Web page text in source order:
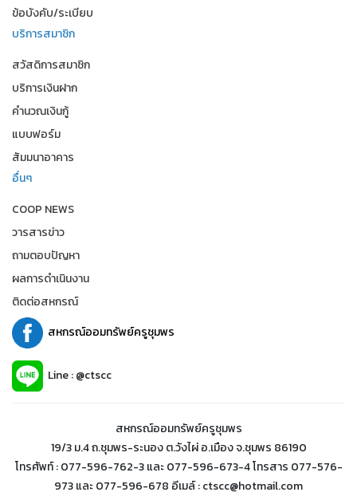
ข้อบังคับ/ระเบียบ
บริการสมาชิก
สวัสดิการสมาชิก
บริการเงินฝาก
คำนวณเงินกู้
แบบฟอร์ม
สัมมนาอาคาร
อื่นๆ
COOP NEWS
วารสารข่าว
ถามตอบปัญหา
ผลการดำเนินงาน
ติดต่อสหกรณ์
สหกรณ์ออมทรัพย์ครูชุมพร
Line : @ctscc
สหกรณ์ออมทรัพย์ครูชุมพร
19/3 ม.4 ถ.ชุมพร-ระนอง ต.วังไผ่ อ.เมือง จ.ชุมพร 86190
โทรศัพท์ : 077-596-762-3 และ 077-596-673-4 โทรสาร 077-576-
973 และ 077-596-678 อีเมล์ : ctscc@hotmail.com